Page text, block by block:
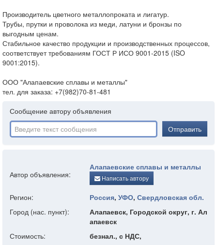
Производитель цветного металлопроката и лигатур.
Трубы, прутки и проволока из меди, латуни и бронзы по
выгодным ценам.
Стабильное качество продукции и производственных процессов,
соответствует требованиям ГОСТ Р ИСО 9001-2015 (ISO
9001:2015).
ООО "Алапаевские сплавы и металлы"
тел. для заказа: +7(982)70-81-481
Сообщение автору объявления
Отправить
Автор объявления:
Алапаевские сплавы и металлы
Написать автору
Регион: Россия, УФО, Свердловская обл.
Город (нас. пункт):
Алапаевск, Городской округ, г. Ал
апаевск
Стоимость:
безнал., с НДС,